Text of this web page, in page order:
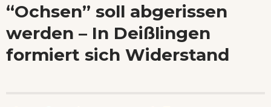
“Ochsen” soll abgerissen
werden – In Deißlingen
formiert sich Widerstand